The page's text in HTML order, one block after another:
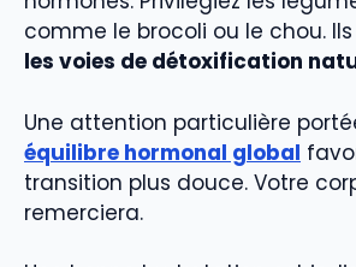
comme le brocoli ou le chou. Ils
les voies de détoxification
Une attention particulière
équilibre hormonal global
transition plus douce. Votre
remerciera.